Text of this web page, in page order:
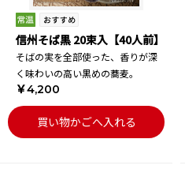
信州そば黒 20束入【40人前】
そばの実を全部使った、香りが深
く味わいの高い黒めの蕎麦。
￥4,200
買い物かごへ入れる